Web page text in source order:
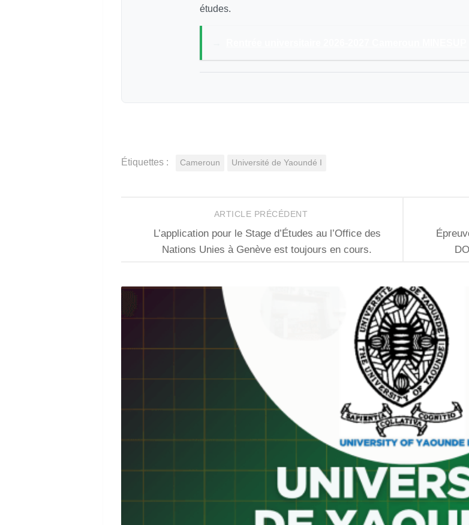
études.
Étiquettes : Cameroun Université de Yaoundé I
ARTICLE PRÉCÉDENT
L’application pour le Stage d’Études au l’Office des
Nations Unies à Genève est toujours en cours.